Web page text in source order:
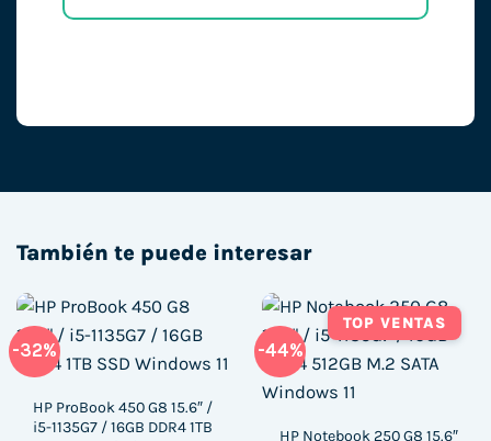
También te puede interesar
-32%
HP ProBook 450 G8 15.6″ /
i5-1135G7 / 16GB DDR4 1TB
-44%
TOP VENTAS
HP Notebook 250 G8 15.6″